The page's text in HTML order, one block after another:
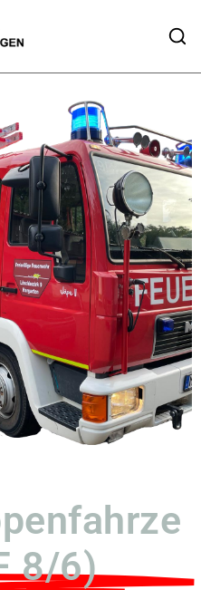
8/6)